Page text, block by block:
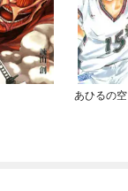
あひるの空